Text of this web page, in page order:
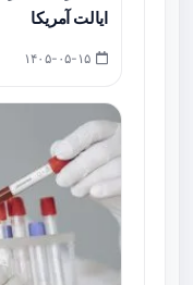
ایالت آمریکا